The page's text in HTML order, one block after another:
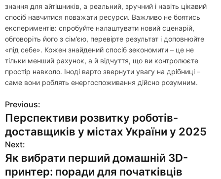
знання для айтішників, а реальний, зручний і навіть цікавий
спосіб навчитися поважати ресурси. Важливо не боятись
експериментів: спробуйте налаштувати новий сценарій,
обговоріть його з сім’єю, перевірте результат і доповнюйте
«під себе». Кожен знайдений спосіб зекономити – це не
тільки менший рахунок, а й відчуття, що ви контролюєте
простір навколо. Іноді варто звернути увагу на дрібниці –
саме вони роблять енергоспоживання дійсно розумним.
Н
а
в
и
Previous:
Перспективи розвитку роботів-
доставщиків у містах України у 2025
Next:
Як вибрати перший домашній 3D-
принтер: поради для початківців